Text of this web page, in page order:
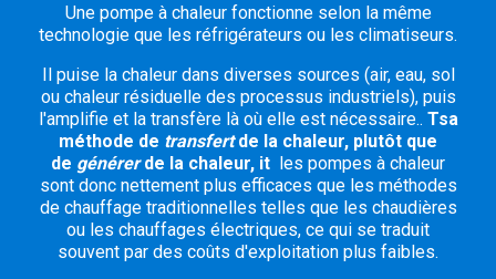
Une pompe à chaleur fonctionne selon la même
technologie que les réfrigérateurs ou les climatiseurs.
Il puise la chaleur dans diverses sources (air, eau, sol
ou chaleur résiduelle des processus industriels), puis
l'amplifie et la transfère là où elle est nécessaire.. Tsa
méthode de transfertde la chaleur, plutôt que
de générerde la chaleur, it les pompes à chaleur
sont donc nettement plus efficaces que les méthodes
de chauffage traditionnelles telles que les chaudières
ou les chauffages électriques, ce qui se traduit
souvent par des coûts d'exploitation plus faibles.